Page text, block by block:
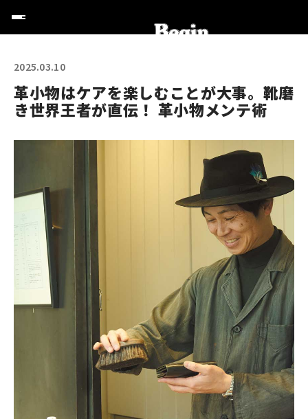
2025.03.10
革小物はケアを楽しむことが大事。靴磨
き世界王者が直伝！ 革小物メンテ術